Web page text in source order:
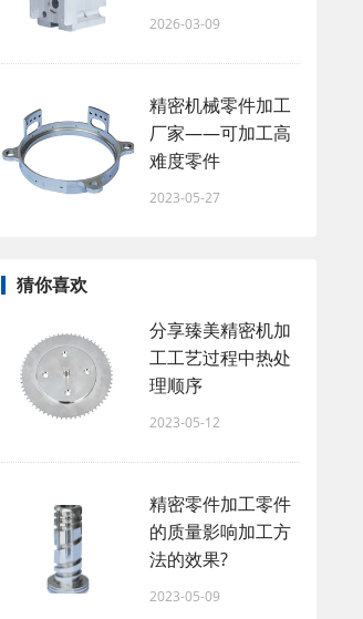
2026-03-09
精密机械零件加工
厂家——可加工高
难度零件
2023-05-27
猜你喜欢
分享臻美精密机加
工工艺过程中热处
理顺序
2023-05-12
精密零件加工零件
的质量影响加工方
法的效果?
2023-05-09